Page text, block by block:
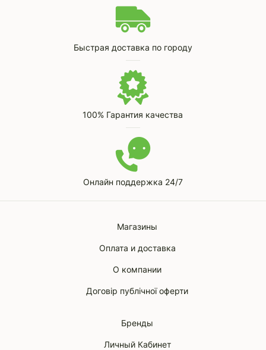
Быстрая доставка по городу
100% Гарантия качества
Онлайн поддержка 24/7
Магазины
Оплата и доставка
О компании
Договір публічної оферти
Бренды
Личный Кабинет